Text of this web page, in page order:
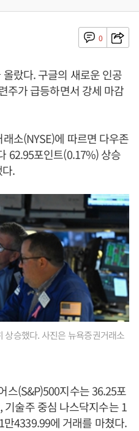
0
랐다. 구글의 새로운 인공
주가 급등하면서 강세 마감
소(NYSE)에 따르면 다우존
62.95포인트(0.17%) 상승
.
승했다. 사진은 뉴욕증권거래소
스(S&P)500지수는 36.25포
술주 중심 나스닥지수는 1
4339.99에 거래를 마쳤다.